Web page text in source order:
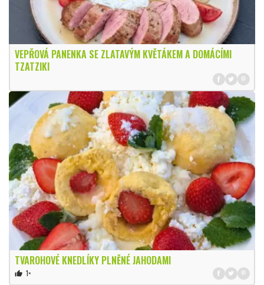
VEPŘOVÁ PANENKA SE ZLATAVÝM KVĚTÁKEM A DOMÁCÍMI
TZATZIKI
TVAROHOVÉ KNEDLÍKY PLNĚNÉ JAHODAMI
thumb_up 1×